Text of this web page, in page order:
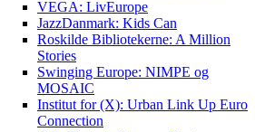
VEGA: LivEurope
JazzDanmark: Kids Can
Roskilde Bibliotekerne: A Million
Stories
Swinging Europe: NIMPE og
MOSAIC
Institut for (X): Urban Link Up Euro
Connection